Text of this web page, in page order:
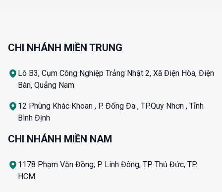
CHI NHÁNH MIỀN TRUNG
Lô B3, Cụm Công Nghiệp Trảng Nhật 2, Xã Điện Hòa, Điện
Bàn, Quảng Nam
12 Phùng Khác Khoan , P. Đống Đa , TP.Quy Nhơn , Tỉnh
Bình Định
CHI NHÁNH MIỀN NAM
1178 Phạm Văn Đồng, P. Linh Đông, TP. Thủ Đức, TP.
HCM